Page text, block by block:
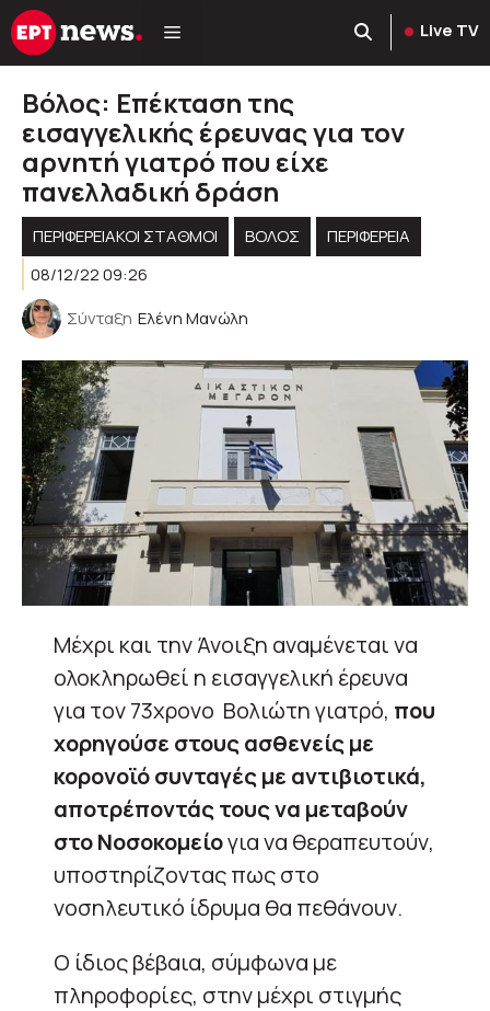
Μετάβαση
σε
Live TV
Βόλος: Επέκταση της
εισαγγελικής έρευνας για τον
αρνητή γιατρό που είχε
πανελλαδική δράση
ΠΕΡΙΦΕΡΕΙΑΚΟΊ ΣΤΑΘΜΟΊ ΒΟΛΟΣ
ΠΕΡΙΦΈΡΕΙΑ
08/12/22 09:26
Σύνταξη Ελένη Μανώλη
Μέχρι και την Άνοιξη αναμένεται να
ολοκληρωθεί η εισαγγελική έρευνα
για τον 73χρονο Βολιώτη γιατρό, που
χορηγούσε στους ασθενείς με
κορονοϊό συνταγές με αντιβιοτικά,
αποτρέποντάς τους να μεταβούν
στο Νοσοκομείογια να θεραπευτούν,
υποστηρίζοντας πως στο
νοσηλευτικό ίδρυμα θα πεθάνουν.
Ο ίδιος βέβαια, σύμφωνα με
πληροφορίες, στην μέχρι στιγμής